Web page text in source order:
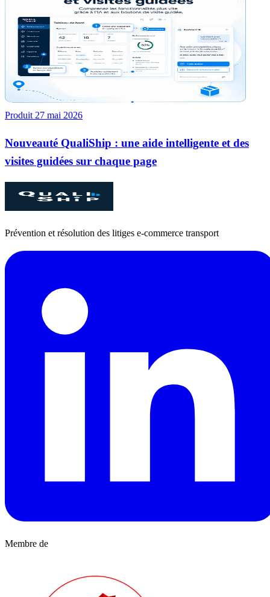
Produit 27 mai 2026
Nouveauté QualiShip : une aide intelligente et des
visites guidées sur chaque page
Prévention et résolution des litiges e‑commerce transport
Membre de